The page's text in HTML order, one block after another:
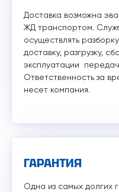
Доставка возможна
ЖД транспортом.
осуществлять разборку
доставку, разгрузку,
эксплуатации
Ответственность за
несет компания.
ГАРАНТИЯ
Одна из самых долгих